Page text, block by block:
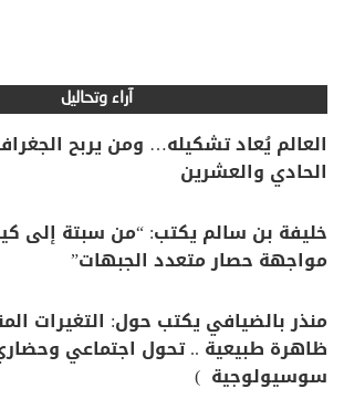
آراء وتحاليل
العالم يُعاد تشكيله… ومن يربح
الحادي والعشرين
خليفة بن سالم يكتب: “من سبتة إلى
مواجهة حصار متعدد الجبهات”
منذر بالضيافي يكتب حول: التغيرات
ظاهرة طبيعية .. تحول اجتماعي
سوسيولوجية )